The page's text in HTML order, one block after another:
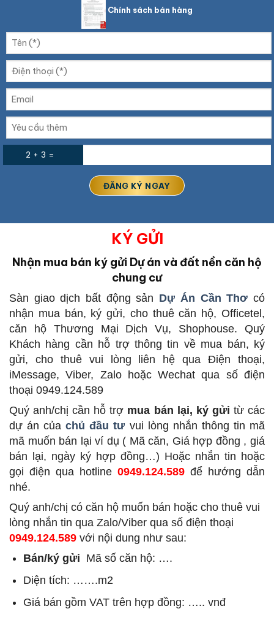
Chính sách bán hàng
2 + 3 =
KÝ GỬI
Nhận mua bán ký gửi Dự án và đất nền căn hộ
chung cư
Sàn giao dịch bất động sản Dự Án Cần Thơ có
nhận mua bán, ký gửi, cho thuê căn hộ, Officetel,
căn hộ Thương Mại Dịch Vụ, Shophouse. Quý
Khách hàng cần hỗ trợ thông tin về mua bán, ký
gửi, cho thuê vui lòng liên hệ qua Điện thoại,
iMessage, Viber, Zalo hoặc Wechat qua số điện
thoại 0949.124.589
Quý anh/chị cần hỗ trợ mua bán lại, ký gửi từ các
dự án củachủ đầu tư vui lòng nhắn thông tin mã
mã muốn bán lại ví dụ ( Mã căn, Giá hợp đồng , giá
bán lại, ngày ký hợp đồng…) Hoặc nhắn tin hoặc
gọi điện qua hotline 0949.124.589 để hướng dẫn
nhé.
Quý anh/chị có căn hộ muốn bán hoặc cho thuê vui
lòng nhắn tin qua Zalo/Viber qua số điện thoại
0949.124.589 với nội dung như sau:
Bán/ký gửi Mã số căn hộ: ….
Diện tích: …….m2
Giá bán gồm VAT trên hợp đồng: ….. vnđ